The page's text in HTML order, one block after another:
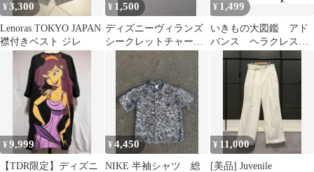
¥3,300
Lenoras TOKYO JAPAN
襟付きベスト ジレ
¥ 1,500
ディズニーヴィランズ
シークレットチャーム
短剣 ハデス 2024
¥ 1,499
いきもの大図鑑 アド
バンス ヘラクレス・
プセル版 03
¥9,999
【TDR限定】ディズニ
¥4,450
NIKE 半袖シャツ 総
¥ 11,000
[美品] Juvenile